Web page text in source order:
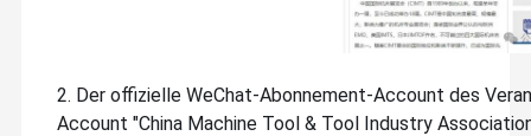
2. Der offizielle WeChat-Abonnement-Account des
Account "China Machine Tool & Tool Industry